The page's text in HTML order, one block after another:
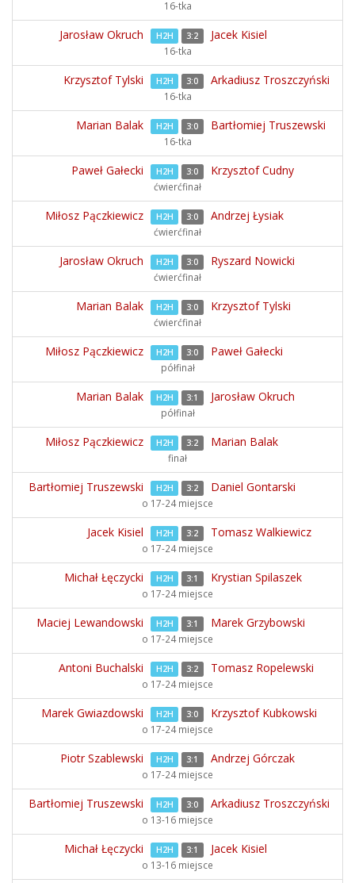
16-tka
Jarosław Okruch H2H 3:2 Jacek Kisiel
16-tka
Krzysztof Tylski H2H 3:0 Arkadiusz Troszczyński
16-tka
Marian Balak H2H 3:0 Bartłomiej Truszewski
16-tka
Paweł Gałecki H2H 3:0 Krzysztof Cudny
ćwierćfinał
Miłosz Pączkiewicz H2H 3:0 Andrzej Łysiak
ćwierćfinał
Jarosław Okruch H2H 3:0 Ryszard Nowicki
ćwierćfinał
Marian Balak H2H 3:0 Krzysztof Tylski
ćwierćfinał
Miłosz Pączkiewicz H2H 3:0 Paweł Gałecki
półfinał
Marian Balak H2H 3:1 Jarosław Okruch
półfinał
Miłosz Pączkiewicz H2H 3:2 Marian Balak
finał
Bartłomiej Truszewski H2H 3:2 Daniel Gontarski
o 17-24 miejsce
Jacek Kisiel H2H 3:2 Tomasz Walkiewicz
o 17-24 miejsce
Michał Łęczycki H2H 3:1 Krystian Spilaszek
o 17-24 miejsce
Maciej Lewandowski H2H 3:1 Marek Grzybowski
o 17-24 miejsce
Antoni Buchalski H2H 3:2 Tomasz Ropelewski
o 17-24 miejsce
Marek Gwiazdowski H2H 3:0 Krzysztof Kubkowski
o 17-24 miejsce
Piotr Szablewski H2H 3:1 Andrzej Górczak
o 17-24 miejsce
Bartłomiej Truszewski H2H 3:0 Arkadiusz Troszczyński
o 13-16 miejsce
Michał Łęczycki H2H 3:1 Jacek Kisiel
o 13-16 miejsce